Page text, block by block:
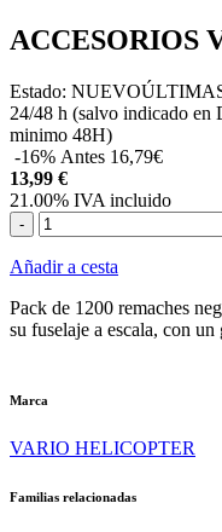
ACCESORIOS
Estado: NUEVO
24/48 h (salvo indicado
minimo 48H)
-16% Antes 16,79€
13,99 €
21.00% IVA incluido
-
Añadir a cesta
Pack de 1200 remaches
su fuselaje a escala, con
Marca
VARIO HELICOPTER
Familias relacionadas